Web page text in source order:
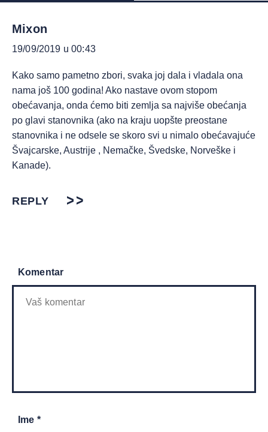
Mixon
19/09/2019 u 00:43
Kako samo pametno zbori, svaka joj dala i vladala ona
nama još 100 godina! Ako nastave ovom stopom
obećavanja, onda ćemo biti zemlja sa najviše obećanja
po glavi stanovnika (ako na kraju uopšte preostane
stanovnika i ne odsele se skoro svi u nimalo obećavajuće
Švajcarske, Austrije , Nemačke, Švedske, Norveške i
Kanade).
REPLY
Komentar
Ime *